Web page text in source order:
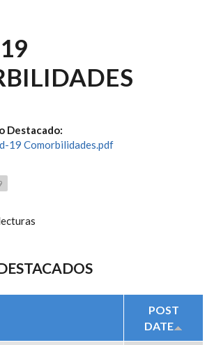
Destacado:
19 Comorbilidades.pdf
POST
DATE